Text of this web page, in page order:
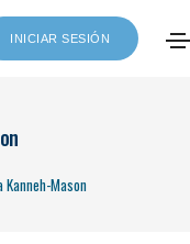
INICIAR SESIÓN
Kanneh-Mason